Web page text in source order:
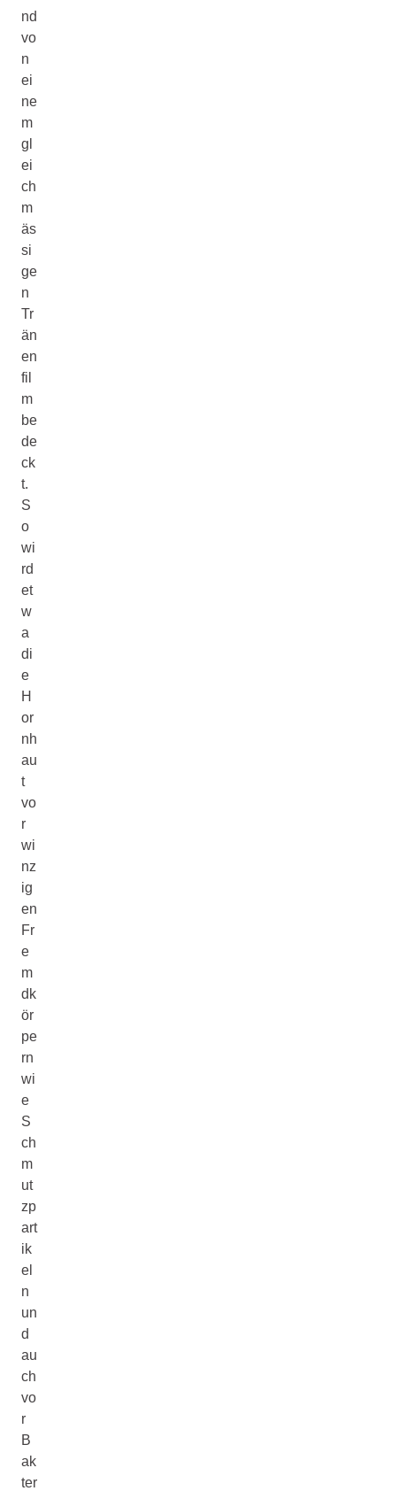
nd
vo
n
ei
ne
m
gl
ei
ch
m
äs
si
ge
n
Tr
än
en
fil
m
be
de
ck
t.
S
o
wi
rd
et
w
a
di
e
H
or
nh
au
t
vo
r
wi
nz
ig
en
Fr
e
m
dk
ör
pe
rn
wi
e
S
ch
m
ut
zp
art
ik
el
n
un
d
au
ch
vo
r
B
ak
ter